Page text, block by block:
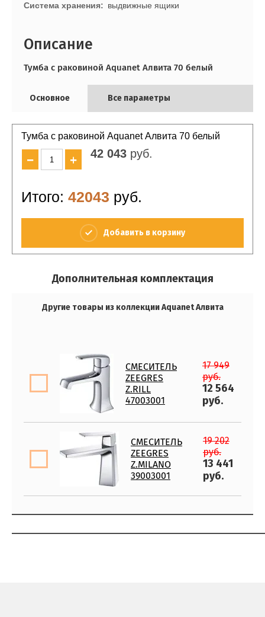
Система хранения
выдвижные ящики
Описание
Тумба с раковиной Aquanet Алвита 70 белый
Основное Все параметры
Тумба с раковиной Aquanet Алвита 70 белый
− + 42 043 руб.
Итого: 42043 руб.
Добавить в корзину
Дополнительная комплектация
Другие товары из коллекции Aquanet Алвита
СМЕСИТЕЛЬ
ZEEGRES
Z.RILL
47003001
17 949
руб.
12 564
руб.
СМЕСИТЕЛЬ
ZEEGRES
Z.MILANO
39003001
19 202
руб.
13 441
руб.